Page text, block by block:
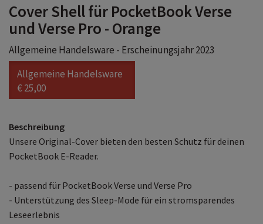
Cover Shell für PocketBook Verse
und Verse Pro - Orange
Allgemeine Handelsware - Erscheinungsjahr 2023
Allgemeine Handelsware
€ 25,00
Beschreibung
Unsere Original-Cover bieten den besten Schutz für deinen
PocketBook E-Reader.
- passend für PocketBook Verse und Verse Pro
- Unterstützung des Sleep-Mode für ein stromsparendes
Leseerlebnis